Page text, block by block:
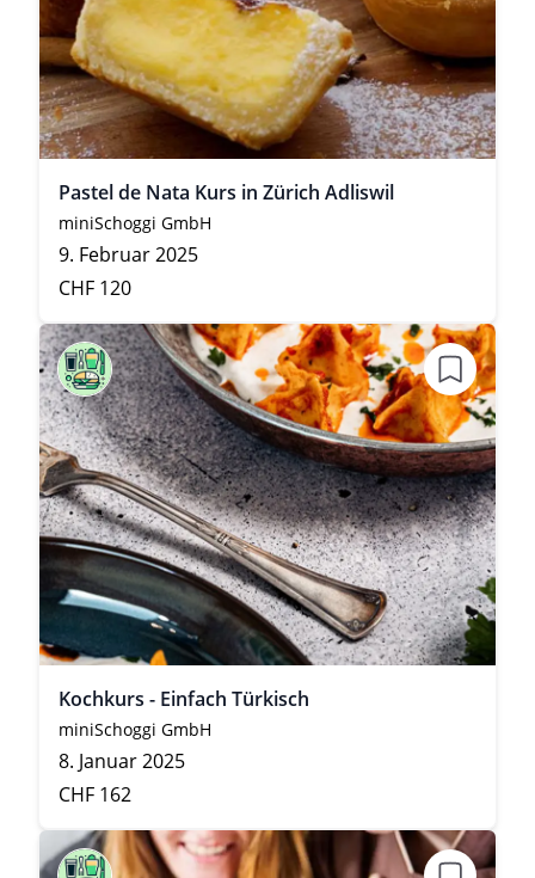
Pastel de Nata Kurs in Zürich Adliswil
miniSchoggi GmbH
9. Februar 2025
CHF 120
Kochkurs - Einfach Türkisch
miniSchoggi GmbH
8. Januar 2025
CHF 162